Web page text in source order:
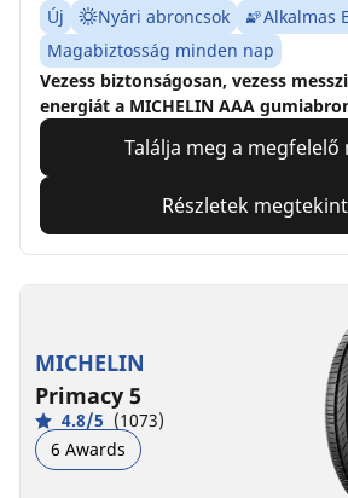
Új Nyári abroncsok
Alkalmas
Magabiztosság minden nap
Vezess biztonságosan, vezess
energiát a MICHELIN AAA
Találja meg a
Részletek
MICHELIN
Primacy 5
4.8/5 (1073)
6 Awards